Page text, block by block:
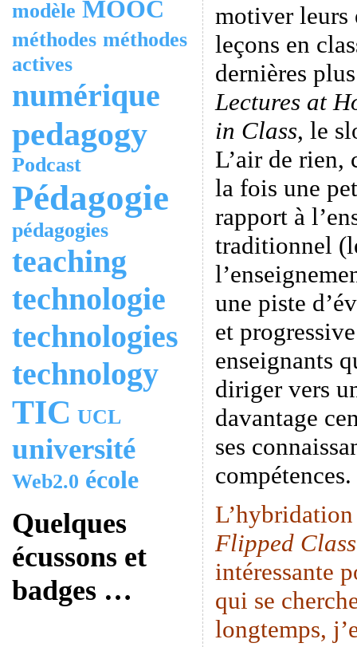
modèle MOOC
méthodes méthodes
actives
numérique
pedagogy
Podcast
Pédagogie
pédagogies
teaching
technologie
technologies
technology
TIC UCL
université
Web2.0 école
Quelques
écussons et
badges …
motiver leurs
leçons en
dernières
Lectures at
in Class, le
L’air de rien,
la fois une
rapport à
traditionnel
une piste
et
enseignants
diriger vers
davantage
ses
compétences.
Flipped
intéressante
qui se
longtemps,